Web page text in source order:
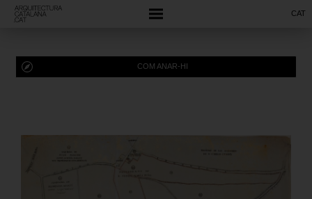
CAT
COM ANAR-HI